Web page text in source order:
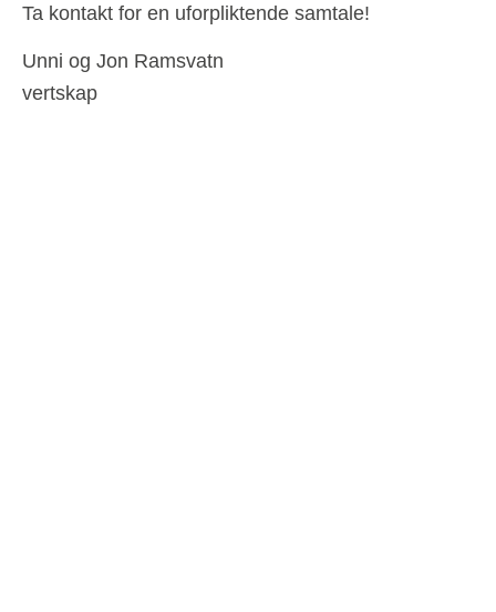
Ta kontakt for en uforpliktende samtale!
Unni og Jon Ramsvatn
vertskap